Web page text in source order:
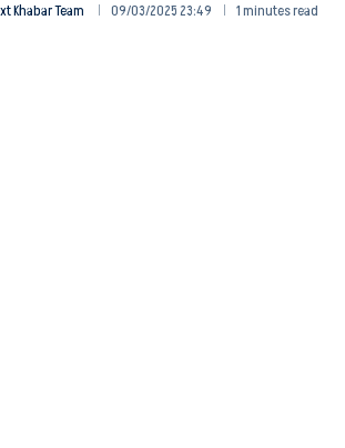
Khabar Team 09/03/2025 23:49 1 minutes read